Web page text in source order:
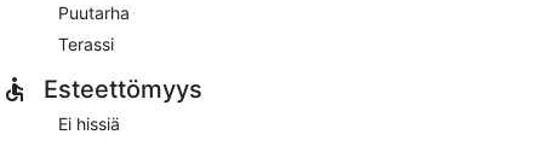
Puutarha
Terassi
Esteettömyys
Ei hissiä